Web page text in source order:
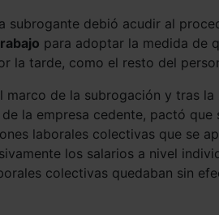
subrogante debió acudir al
para adoptar la medida de
la tarde, como el resto del
marco de la subrogación y tras la
de la empresa cedente, pactó que
laborales colectivas que se
los salarios a nivel
colectivas quedaban sin